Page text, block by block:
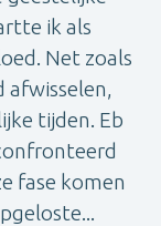
ik als
Net zoals
afwisselen,
tijden. Eb
fase komen